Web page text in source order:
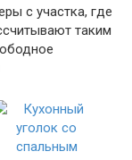
с участка, где
таким